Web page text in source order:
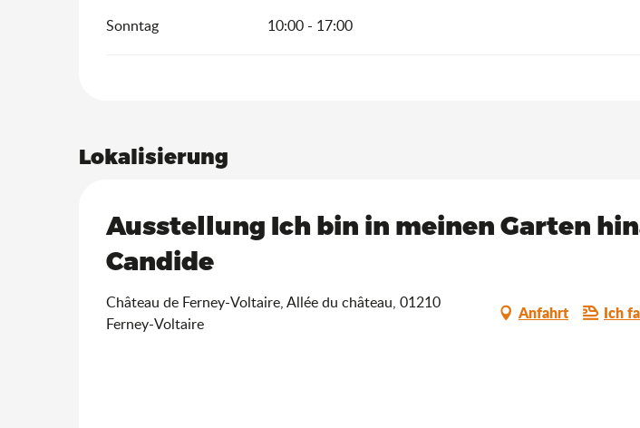
Sonntag 10:00 - 17:00
Lokalisierung
Ausstellung Ich bin in meinen Garten
Candide
Château de Ferney-Voltaire, Allée du château, 01210
Ferney-Voltaire
Anfahrt Ich